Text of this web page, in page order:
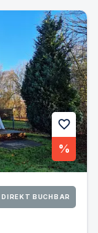
favorite
%
Damp
DIREKT BUCHBAR